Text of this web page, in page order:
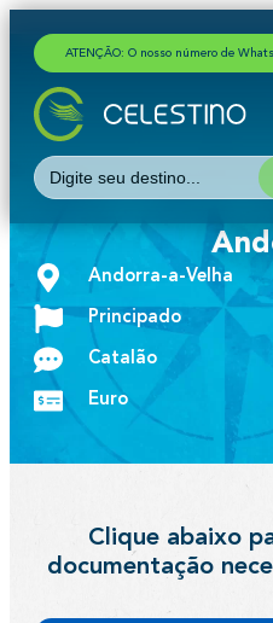
ATENÇÃO: O nosso número de
Search
for:
Andorra-a-Velha
Principado
Catalão
Euro
Clique abaixo
documentação